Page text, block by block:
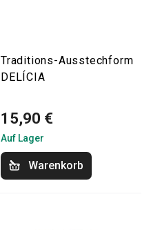
Traditions-Ausstechform
DELÍCIA
15,90 €
Auf Lager
Warenkorb